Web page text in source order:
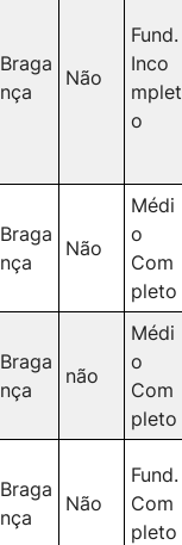
Braga
nça
Não
Fund.
Inco
mplet
o
Braga
nça
Não
Médi
o
Com
pleto
Braga
nça
não
Médi
o
Com
pleto
Braga
nça
Não
Fund.
Com
pleto